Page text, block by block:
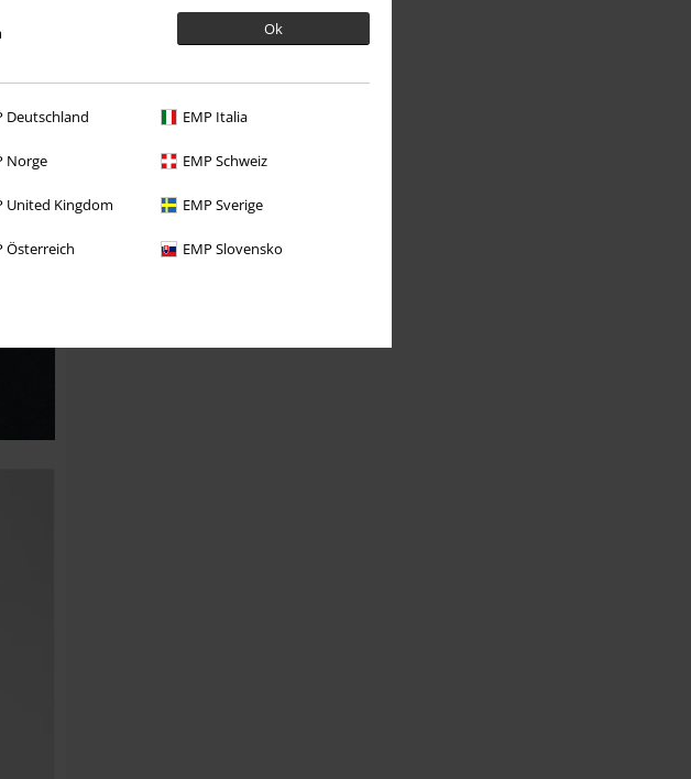
Ok
Deutschland EMP Italia
Norge EMP Schweiz
United Kingdom EMP Sverige
Österreich EMP Slovensko